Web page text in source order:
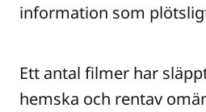
information som
Ett antal filmer har
hemska och rentav